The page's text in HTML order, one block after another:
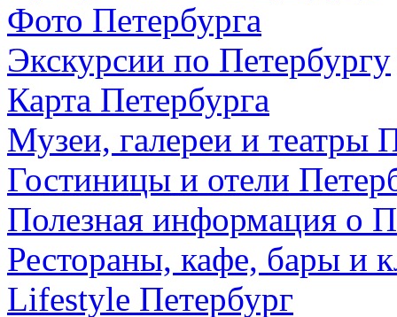
Фото Петербурга
Экскурсии по Петербургу
Карта Петербурга
Музеи, галереи и театры
Гостиницы и отели
Полезная информация о
Рестораны, кафе, бары и
Lifestyle Петербург